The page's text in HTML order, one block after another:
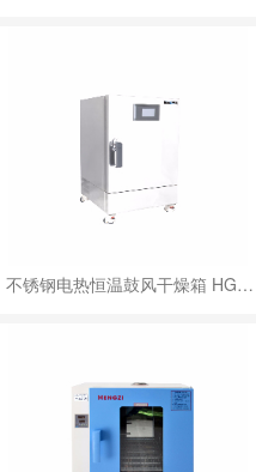
不锈钢电热恒温鼓风干燥箱 HG…